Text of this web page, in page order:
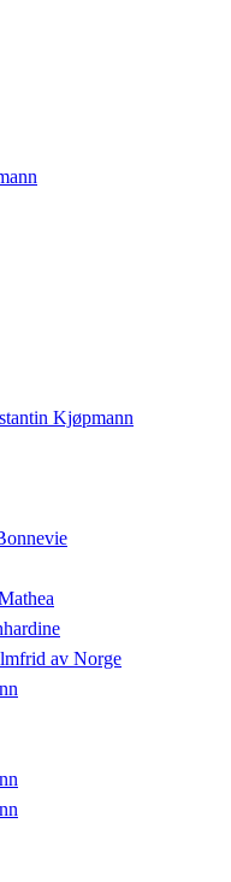
Kjøpmann
av Norge